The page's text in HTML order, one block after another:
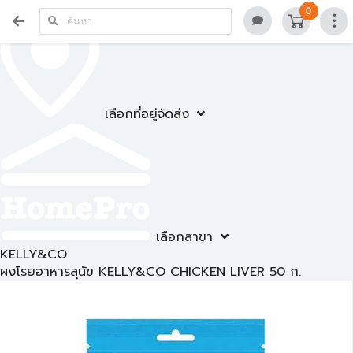
เลือกที่อยู่จัดส่ง
เลือกสาขา
0
KELLY&CO
ผงโรยอาหารสุนัข KELLY&CO CHICKEN LIVER 50 ก.